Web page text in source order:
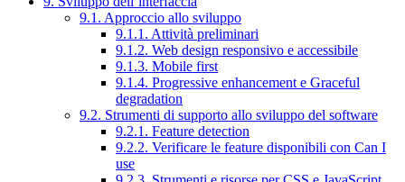
9.1. Approccio allo sviluppo
9.1.1. Attività preliminari
9.1.2. Web design responsivo e accessibile
9.1.3. Mobile first
9.1.4. Progressive enhancement e Graceful
degradation
9.2. Strumenti di supporto allo sviluppo del software
9.2.1. Feature detection
9.2.2. Verificare le feature disponibili con Can I
use